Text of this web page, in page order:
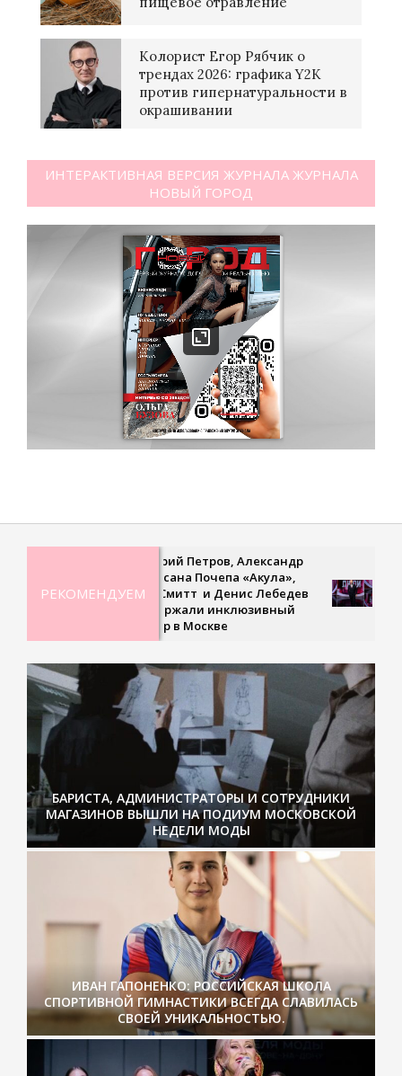
Колорист Егор Рябчик о
трендах 2026: графика Y2K
против гипернатуральности в
окрашивании
ИНТЕРАКТИВНАЯ ВЕРСИЯ ЖУРНАЛА ЖУРНАЛА
НОВЫЙ ГОРОД
РЕКОМЕНДУЕМ
Дмитрий Петров, Александр
Ян, Оксана Почепа «Акула»,
Кира Смитт и Денис Лебедев
поддержали инклюзивный
турнир в Москве
невесомая
третьем
БАРИСТА, АДМИНИСТРАТОРЫ И СОТРУДНИКИ
МАГАЗИНОВ ВЫШЛИ НА ПОДИУМ МОСКОВСКОЙ
НЕДЕЛИ МОДЫ
ИВАН ГАПОНЕНКО: РОССИЙСКАЯ ШКОЛА
СПОРТИВНОЙ ГИМНАСТИКИ ВСЕГДА СЛАВИЛАСЬ
СВОЕЙ УНИКАЛЬНОСТЬЮ.